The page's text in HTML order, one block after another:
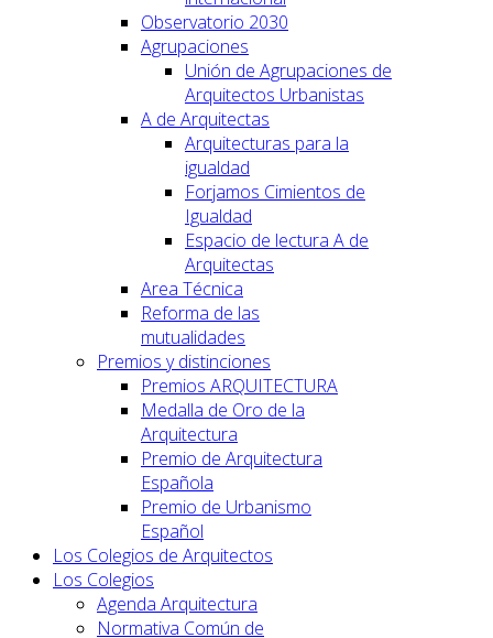
Observatorio 2030
Agrupaciones
Unión de Agrupaciones de
Arquitectos Urbanistas
A de Arquitectas
Arquitecturas para la
igualdad
Forjamos Cimientos de
Igualdad
Espacio de lectura A de
Arquitectas
Area Técnica
Reforma de las
mutualidades
Premios y distinciones
Premios ARQUITECTURA
Medalla de Oro de la
Arquitectura
Premio de Arquitectura
Española
Premio de Urbanismo
Español
Los Colegios de Arquitectos
Los Colegios
Agenda Arquitectura
Normativa Común de